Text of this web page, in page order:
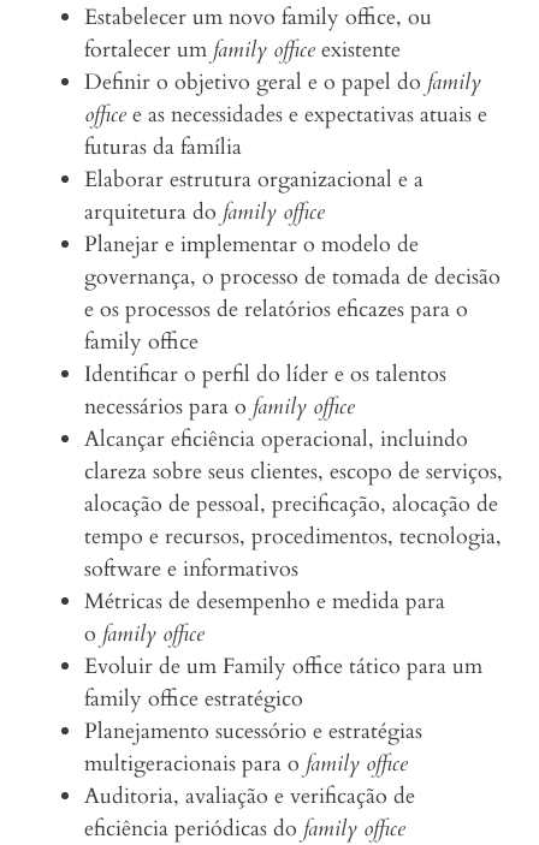
Estabelecer um novo family office, ou
fortalecer um family office existente
Definir o objetivo geral e o papel do family
office e as necessidades e expectativas atuais e
futuras da família
Elaborar estrutura organizacional e a
arquitetura do family office
Planejar e implementar o modelo de
governança, o processo de tomada de decisão
e os processos de relatórios eficazes para o
family office
Identificar o perfil do líder e os talentos
necessários para o family office
Alcançar eficiência operacional, incluindo
clareza sobre seus clientes, escopo de serviços,
alocação de pessoal, precificação, alocação de
tempo e recursos, procedimentos, tecnologia,
software e informativos
Métricas de desempenho e medida para
o family office
Evoluir de um Family office tático para um
family office estratégico
Planejamento sucessório e estratégias
multigeracionais para o family office
Auditoria, avaliação e verificação de
eficiência periódicas do family office